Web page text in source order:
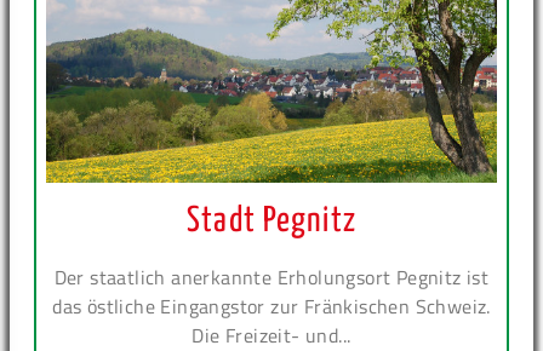
Stadt Pegnitz
Der staatlich anerkannte Erholungsort Pegnitz ist
das östliche Eingangstor zur Fränkischen Schweiz.
Die Freizeit- und...